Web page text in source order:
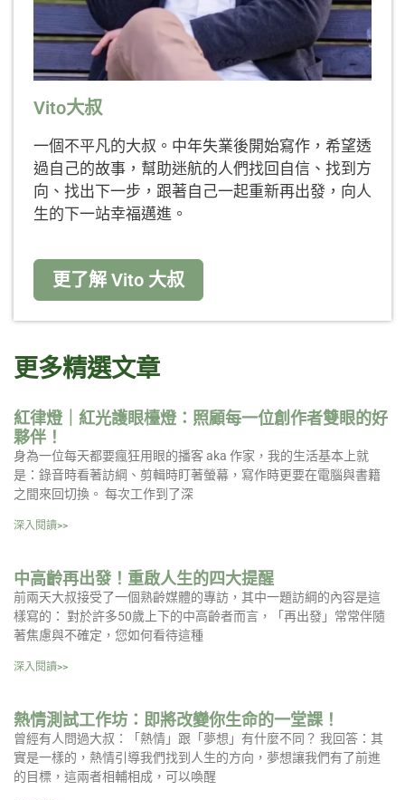
Vito大叔
一個不平凡的大叔。中年失業後開始寫作，希望透
過自己的故事，幫助迷航的人們找回自信、找到方
向、找出下一步，跟著自己一起重新再出發，向人
生的下一站幸福邁進。
更了解 Vito 大叔
更多精選文章
紅律燈｜紅光護眼檯燈：照顧每一位創作者雙眼的好
夥伴！
身為一位每天都要瘋狂用眼的播客 aka 作家，我的生活基本上就
是：錄音時看著訪綱、剪輯時盯著螢幕，寫作時更要在電腦與書籍
之間來回切換。 每次工作到了深
深入閱讀>>
中高齡再出發！重啟人生的四大提醒
前兩天大叔接受了一個熟齡媒體的專訪，其中一題訪綱的內容是這
樣寫的： 對於許多50歲上下的中高齡者而言，「再出發」常常伴隨
著焦慮與不確定，您如何看待這種
深入閱讀>>
熱情測試工作坊：即將改變你生命的一堂課！
曾經有人問過大叔：「熱情」跟「夢想」有什麼不同？ 我回答：其
實是一樣的，熱情引導我們找到人生的方向，夢想讓我們有了前進
的目標，這兩者相輔相成，可以喚醒